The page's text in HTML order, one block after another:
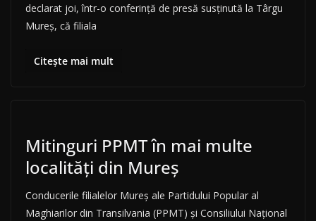
declarat joi, într-o conferinţă de presă susţinută la Târgu
Mureş, că filiala
Citește mai mult
Mitinguri PPMT în mai multe
localități din Mureș
Conducerile filialelor Mureş ale Partidului Popular al
Maghiarilor din Transilvania (PPMT) şi Consiliului Naţional